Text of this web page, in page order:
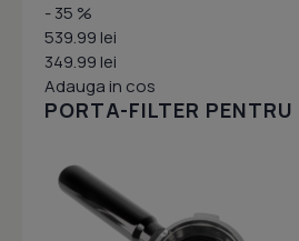
- 35 %
539.99 lei
349.99 lei
Adauga in cos
PORTA-FILTER